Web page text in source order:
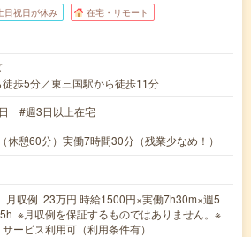
日祝日が休み 在宅・リモート
歩5分／東三国駅から徒歩11分
#週3日以上在宅
休憩60分）実働7時間30分（残業少なめ！）
収例 23万円 時給1500円×実働7h30m×週5
※月収例を保証するものではありません。※
ービス利用可（利用条件有）